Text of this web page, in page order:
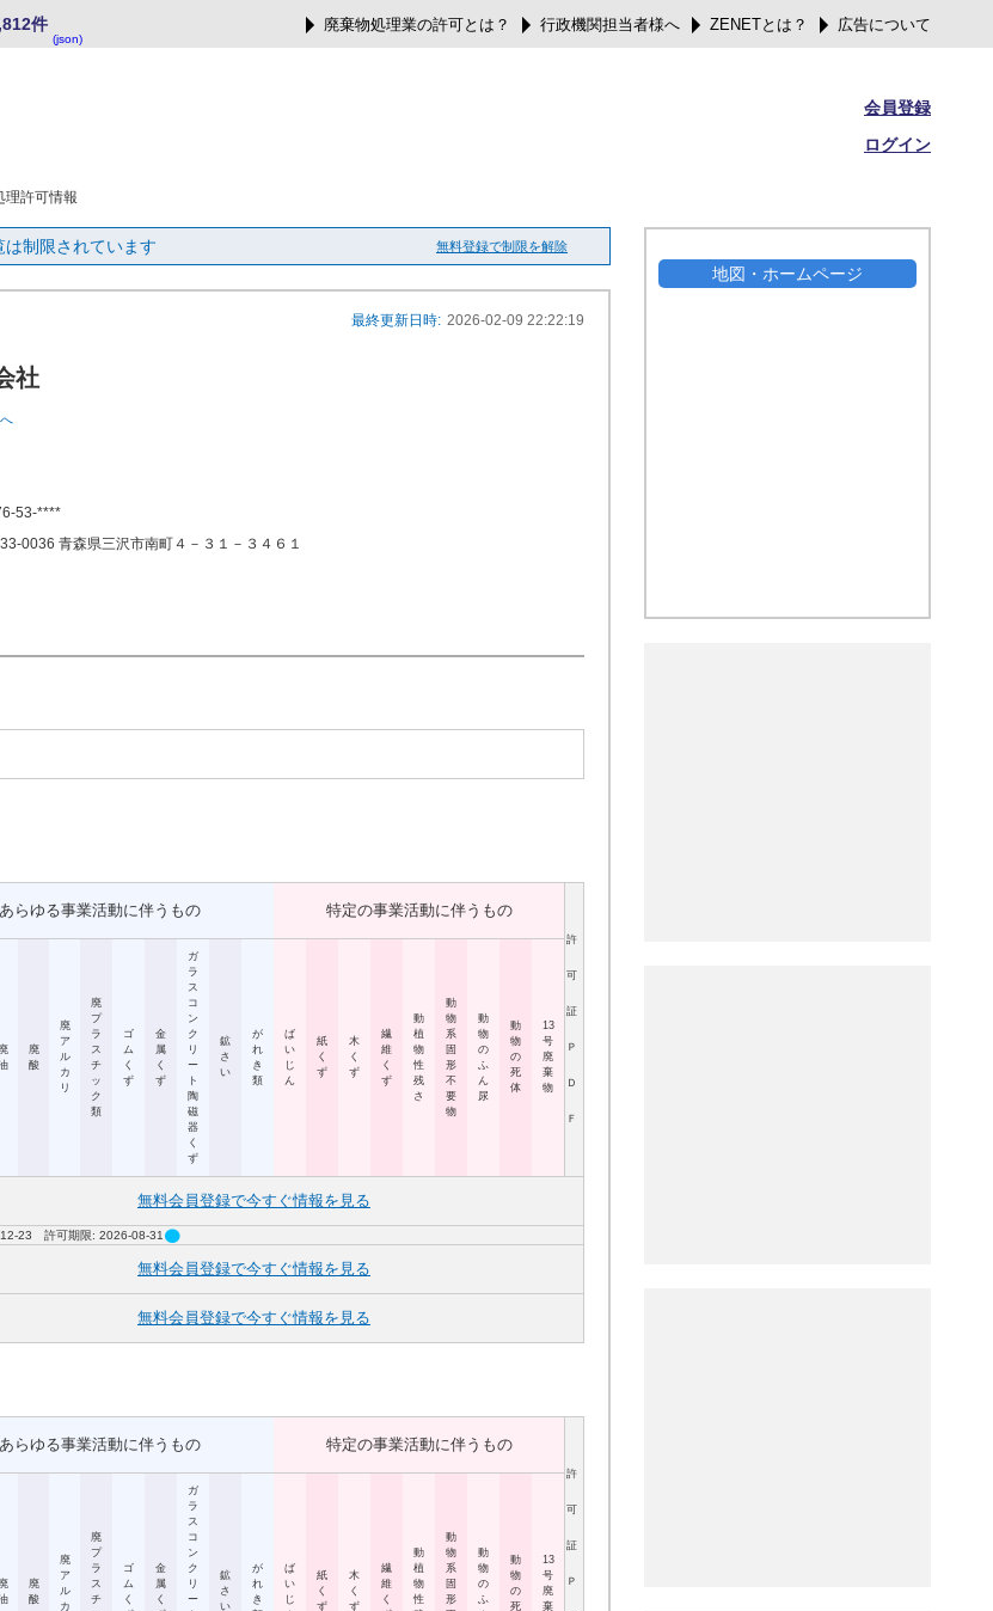
件
(json)
廃棄物処理業の許可とは？ 行政機関担当者様へ ZENETとは？ 広告について
会員登録
ログイン
理許可情報
制限されています 無料登録で制限を解除
最終更新日時: 2026-02-09 22:22:19
社
53-****
0036 青森県三沢市南町４－３１－３４６１
あらゆる事業活動に伴うもの 特定の事業活動に伴うもの
許
可
証
Ｐ
Ｄ
Ｆ
廃
酸
廃
ア
ル
カ
リ
廃
プ
ラ
ス
チ
ッ
ク
類
ゴ
ム
く
ず
金
属
く
ず
ガ
ラ
ス
コ
ン
ク
リ
ー
ト
陶
磁
器
く
ず
鉱
さ
い
が
れ
き
類
ば
い
じ
ん
紙
く
ず
木
く
ず
繊
維
く
ず
動
植
物
性
残
さ
動
物
系
固
形
不
要
物
動
物
の
ふ
ん
尿
動
物
の
死
体
13
号
廃
棄
物
無料会員登録で今すぐ情報を見る
23 許可期限: 2026-08-31 circle
無料会員登録で今すぐ情報を見る
無料会員登録で今すぐ情報を見る
あらゆる事業活動に伴うもの 特定の事業活動に伴うもの
許
可
証
Ｐ
廃
酸
廃
ア
ル
カ
廃
プ
ラ
ス
チ
ゴ
ム
く
金
属
く
ガ
ラ
ス
コ
ン
ク
リ
ー
鉱
さ
い
が
れ
き
ば
い
じ
紙
く
ず
木
く
ず
繊
維
く
動
植
物
性
動
物
系
固
形
動
物
の
ふ
動
物
の
死
13
号
廃
棄
地図・ホームページ